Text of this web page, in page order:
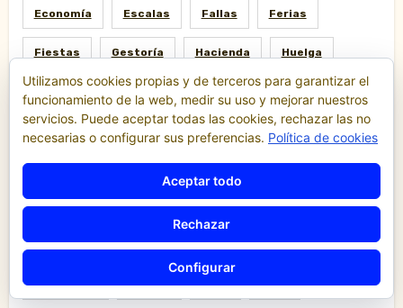
Economía Escalas Fallas Ferias
Fiestas Gestoría Hacienda Huelga
Ley Madrid Malaga Manifestación
Piratería Política
Regulación Resolución Sociedad
Sucesos Tarifas Taxi Tecnologia
Tribunales Tráfico TTIP Uber
Utilizamos cookies propias y de terceros para garantizar el
funcionamiento de la web, medir su uso y mejorar nuestros
servicios. Puede aceptar todas las cookies, rechazar las no
necesarias o configurar sus preferencias. Política de cookies
Aceptar todo
Rechazar
Configurar